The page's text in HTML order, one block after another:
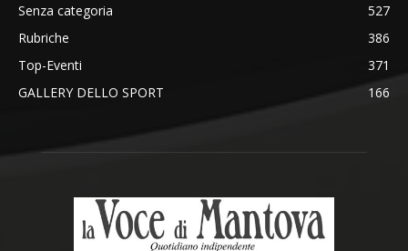
Senza categoria
527
Rubriche
386
Top-Eventi
371
GALLERY DELLO SPORT
166